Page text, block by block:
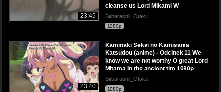
23:45
cleanse us Lord Mikami W
Subarashii_Otaku
1080p
23:40
Kaminaki Sekai no Kamisama
Katsudou (anime) - Odcinek 11 We
know we are not worthy O great Lord
Mitama In the ancient tim 1080p
Subarashii_Otaku
1080p